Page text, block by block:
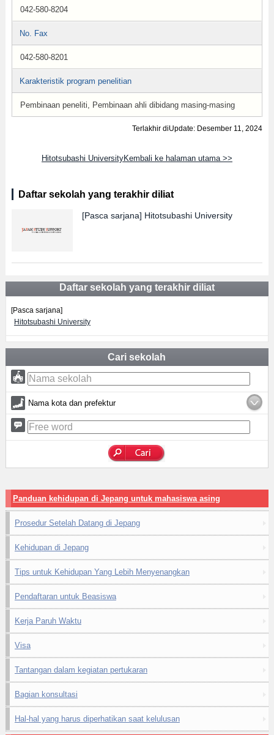
042-580-8204
No. Fax
042-580-8201
Karakteristik program penelitian
Pembinaan peneliti, Pembinaan ahli dibidang masing-masing
Terlakhir diUpdate: Desember 11, 2024
Hitotsubashi UniversityKembali ke halaman utama >>
Daftar sekolah yang terakhir diliat
[Pasca sarjana] Hitotsubashi University
Daftar sekolah yang terakhir diliat
[Pasca sarjana]
Hitotsubashi University
Cari sekolah
Nama kota dan prefektur
Panduan kehidupan di Jepang untuk mahasiswa asing
Prosedur Setelah Datang di Jepang
Kehidupan di Jepang
Tips untuk Kehidupan Yang Lebih Menyenangkan
Pendaftaran untuk Beasiswa
Kerja Paruh Waktu
Visa
Tantangan dalam kegiatan pertukaran
Bagian konsultasi
Hal-hal yang harus diperhatikan saat kelulusan